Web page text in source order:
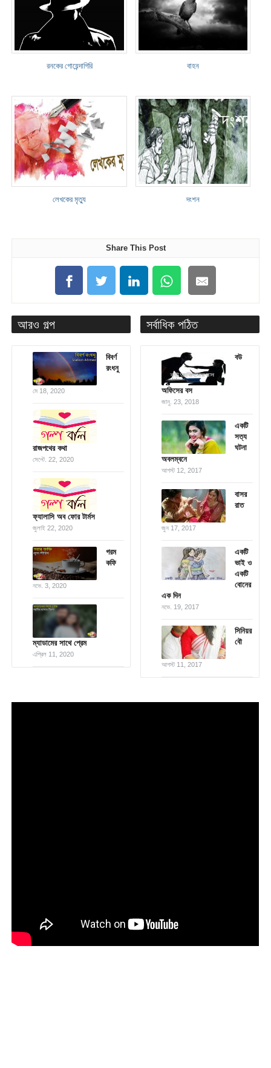
রনকের গোয়েন্দাগিরি বাহন
লেখকের মৃত্যু দংশন
Share This Post
আরও গল্প
বিবর্ণ
রংধনু
মে 18, 2020
রাজপথের কথা
সেপ্টে. 22, 2020
ফ্যালাসি অব ফোর টার্মস
জুলাই 22, 2020
গরম
কফি
নভে. 3, 2020
ম্যাডামের সাথে প্রেম
এপ্রিল 11, 2020
সর্বাধিক পঠিত
বউ
অফিসের বস
জানু. 23, 2018
একটি
সত্য
ঘটনা
অবলম্বনে
আগস্ট 12, 2017
বাসর
রাত
জুন 17, 2017
একটি
ভাই ও
একটি
বোনের
এক দিন
নভে. 19, 2017
সিনিয়র
বৌ
আগস্ট 11, 2017